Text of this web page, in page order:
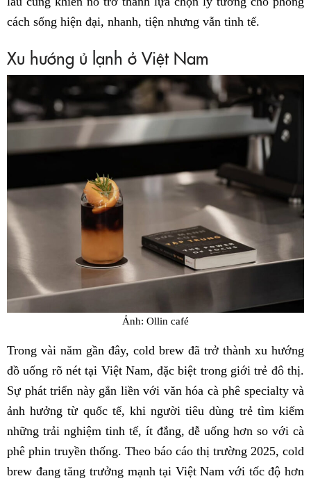
cách sống hiện đại, nhanh, tiện nhưng vẫn tinh tế.
Xu hướng ủ lạnh ở Việt Nam
Ảnh: Ollin café
Trong vài năm gần đây, cold brew đã trở thành xu hướng
đồ uống rõ nét tại Việt Nam, đặc biệt trong giới trẻ đô thị.
Sự phát triển này gắn liền với văn hóa cà phê specialty và
ảnh hưởng từ quốc tế, khi người tiêu dùng trẻ tìm kiếm
những trải nghiệm tinh tế, ít đắng, dễ uống hơn so với cà
phê phin truyền thống. Theo báo cáo thị trường 2025, cold
brew đang tăng trưởng mạnh tại Việt Nam với tốc độ hơn